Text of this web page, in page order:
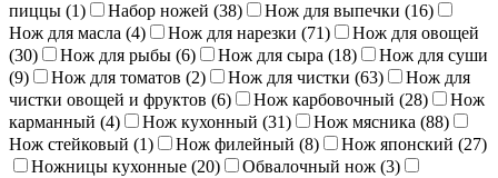
пиццы (1) Набор ножей (38) Нож для выпечки (16)
Нож для масла (4) Нож для нарезки (71)
Нож для овощей
(30) Нож для рыбы (6) Нож для сыра (18)
Нож для суши
(9) Нож для томатов (2) Нож для чистки (63)
Нож для
чистки овощей и фруктов (6) Нож карбовочный (28)
Нож
карманный (4) Нож кухонный (31) Нож мясника (88)
Нож стейковый (1) Нож филейный (8) Нож японский (27)
Ножницы кухонные (20) Обвалочный нож (3)